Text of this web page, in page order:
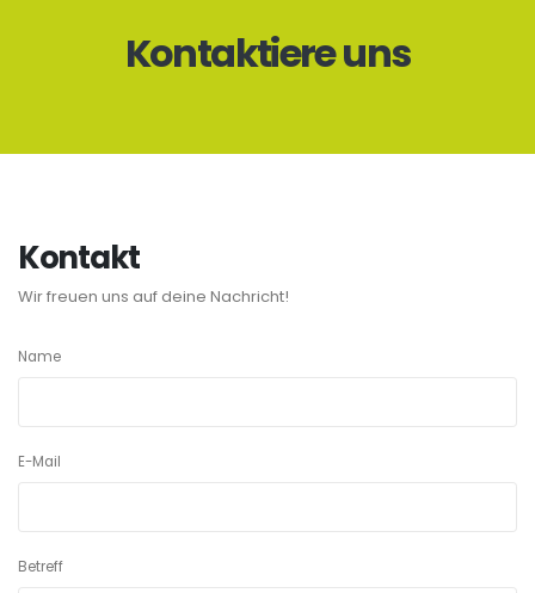
Kontaktiere uns
Kontakt
Wir freuen uns auf deine Nachricht!
Name
E-Mail
Betreff